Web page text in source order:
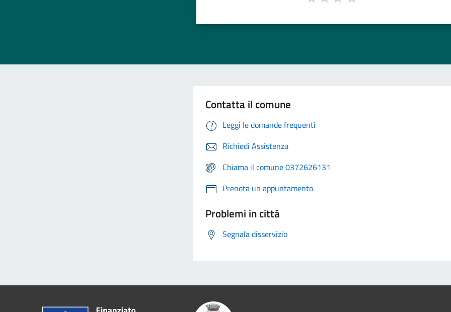
Contatta il comune
Leggi le domande frequenti
Richiedi Assistenza
Chiama il comune 0372626131
Prenota un appuntamento
Problemi in città
Segnala disservizio